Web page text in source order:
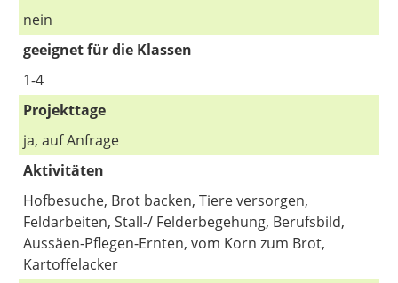
nein
geeignet für die Klassen
1-4
Projekttage
ja, auf Anfrage
Aktivitäten
Hofbesuche, Brot backen, Tiere versorgen,
Feldarbeiten, Stall-/ Felderbegehung, Berufsbild,
Aussäen-Pflegen-Ernten, vom Korn zum Brot,
Kartoffelacker